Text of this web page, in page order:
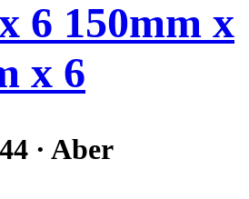
6 150mm x
x 6
· Aber